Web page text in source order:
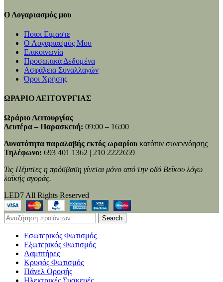
Ο Λογαριασμός μου
Ποιοι Είμαστε
Ο Λογαριασμός Μου
Επικοινωνία
Προσωπικά Δεδομένα
Ασφάλεια Συναλλαγών
Όροι Χρήσης
ΩΡΑΡΙΟ ΛΕΙΤΟΥΡΓΙΑΣ
Ωράριο Λειτουργίας
Δευτέρα – Παρασκευή: 09:00 – 16:00
Δυνατότητα παραλαβής εκτός ωραρίου κατόπιν συνεννόησης
Τηλέφωνο: 693 401 1362 | 210 2222659
Τις Πέμπτες η πρόσβαση γίνεται μόνο από την οδό Βεΐκου λόγω
λαϊκής αγοράς.
LED7 All Rights Reserved
Search
Εσωτερικός Φωτισμός
Εξωτερικός Φωτισμός
Λαμπτήρες
Κρυφός Φωτισμός
Πάνελ Οροφής